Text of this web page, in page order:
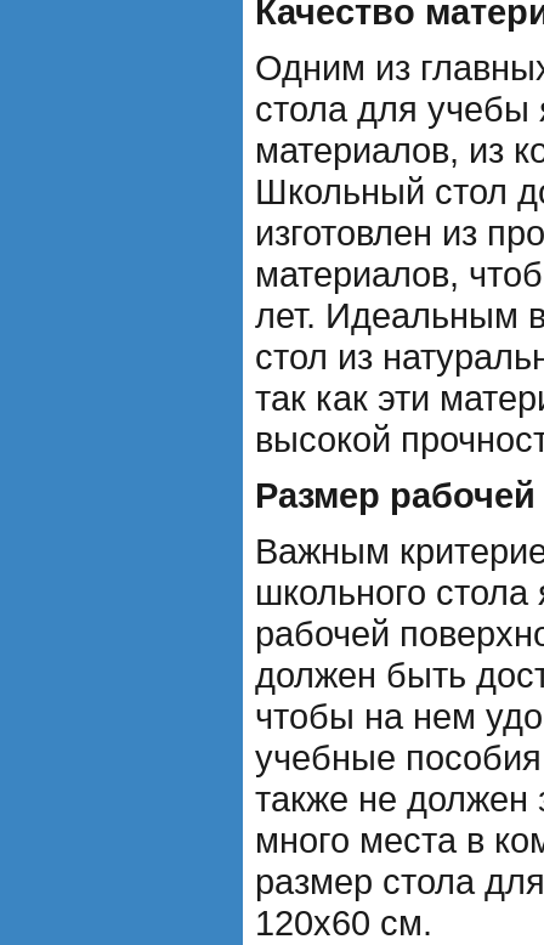
Качество
Одним из
стола для учебы
материалов, из
Школьный стол
изготовлен из
материалов,
лет. Идеальным
стол из
так как эти
высокой
Размер
Важным
школьного
рабочей
должен быть
чтобы на нем
учебные
также не должен
много места в
размер стола
120х60 см.